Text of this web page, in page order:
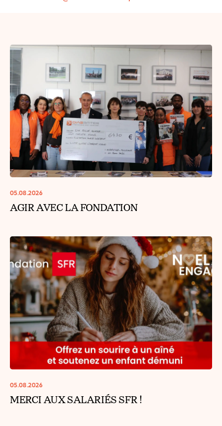
05.08.2026
AGIR AVEC LA FONDATION
05.08.2026
MERCI AUX SALARIÉS SFR !